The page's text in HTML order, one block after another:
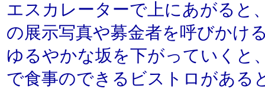
エスカレーターで上にあがると
の展示写真や募金者を呼びかけ
ゆるやかな坂を下がっていくと
で食事のできるビストロがある